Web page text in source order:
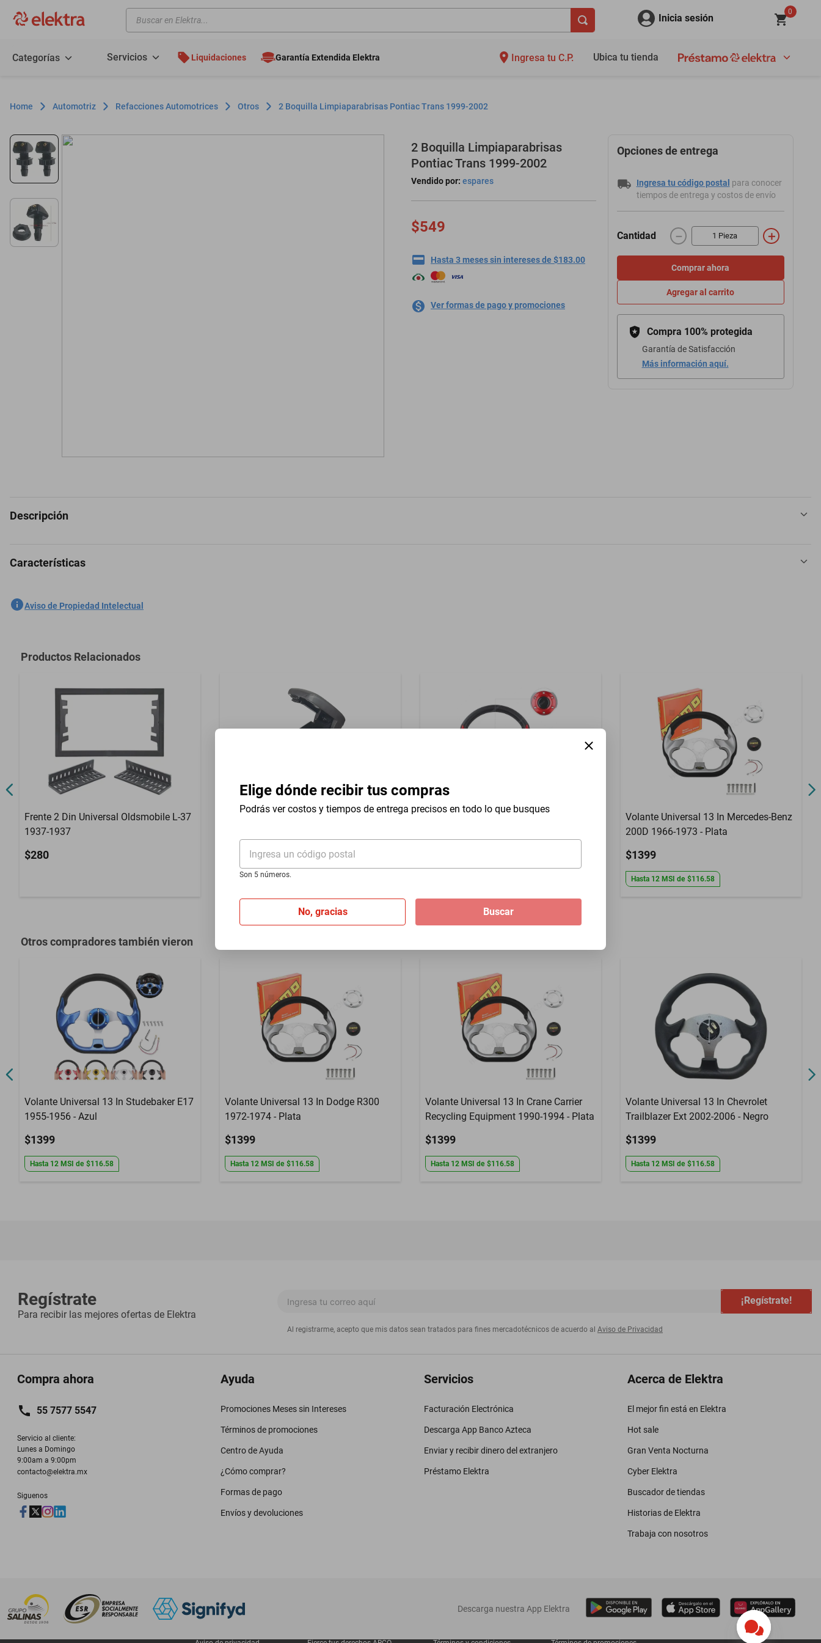
Buscar en Elektra... Inicia sesión
0
Categorías Servicios Liquidaciones Garantía Extendida Elektra Ingresa tu C.P.
Elige dónde recibir tus compras
Podrás ver costos y tiempos de entrega precisos en todo lo que busques
Ingresa un código postal
Son 5 números.
No, gracias Buscar
Ubica tu tienda
Automotriz Refacciones Automotrices Otros 2 Boquilla Limpiaparabrisas Pontiac Trans 1999-2002
2 Boquilla Limpiaparabrisas
Pontiac Trans 1999-2002
Vendido por: espares
$549
Hasta 3 meses sin intereses de $183.00
Ver formas de pago y promociones
Opciones de entrega
Ingresa tu código postal para conocer
tiempos de entrega y costos de envío
Cantidad ＋
－
Comprar ahora
Agregar al carrito
Compra 100% protegida
Garantía de Satisfacción
Más información aquí.
Descripción
2 Boquilla Limpiaparabrisas Pontiac Trans 1999-2002
Características
SKU
Modelo
Aviso de Propiedad Intelectual
Productos Relacionados
Frente 2 Din Universal Oldsmobile L-37
1937-1937
$280
Descansa Brazo Consola Aston Martin
$1399
Hasta12 MSIde $116.58
Volante Universal 13 In Studebaker
Volante Universal 13 In Mercedes-Benz
200D 1966-1973 - Plata
$1399
Hasta 12 MSI de $116.58
Otros compradores también vieron
Volante Universal 13 In Studebaker E17
1955-1956 - Azul
$1399
Hasta 12 MSI de $116.58
Volante Universal 13 In Dodge R300
1972-1974 - Plata
$1399
Hasta 12 MSI de $116.58
Volante Universal 13 In Crane Carrier
Recycling Equipment 1990-1994 - Plata
$1399
Hasta 12 MSI de $116.58
Volante Universal 13 In Chevrolet
Trailblazer Ext 2002-2006 - Negro
$1399
Hasta 12 MSI de $116.58
Regístrate
Para recibir las mejores ofertas de Elektra
¡Regístrate!
Al registrarme, acepto que mis datos sean tratados para fines mercadotécnicos de acuerdo al Aviso de Privacidad
Compra ahora
55 7577 5547
Servicio al cliente:
Lunes a Domingo
9:00am a 9:00pm
contacto@elektra.mx
Siguenos
Ayuda
Promociones Meses sin Intereses
Términos de promociones
Centro de Ayuda
¿Cómo comprar?
Formas de pago
Envíos y devoluciones
Servicios
Facturación Electrónica
Descarga App Banco Azteca
Enviar y recibir dinero del extranjero
Préstamo Elektra
Acerca de Elektra
El mejor fin está en Elektra
Hot sale
Gran Venta Nocturna
Cyber Elektra
Buscador de tiendas
Historias de Elektra
Trabaja con nosotros
‎ Descarga nuestra App Elektra
motos